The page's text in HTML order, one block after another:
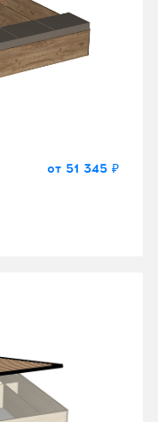
от 51 345 ₽